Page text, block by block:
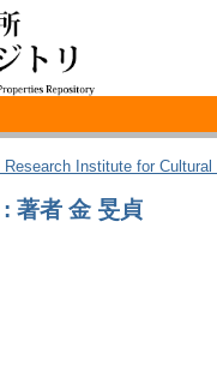
Research Institute for
著者 金 旻貞